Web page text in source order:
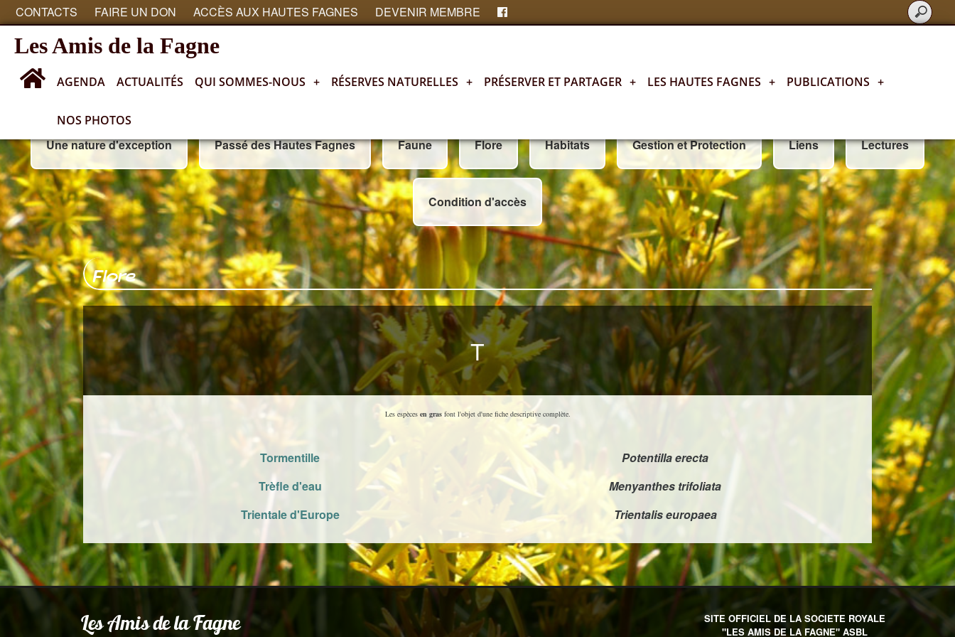
CONTACTS FAIRE UN DON ACCÈS AUX HAUTES FAGNES DEVENIR MEMBRE
Les Amis de la Fagne
AGENDA ACTUALITÉS QUI SOMMES-NOUS + RÉSERVES NATURELLES + PRÉSERVER ET PARTAGER + LES HAUTES FAGNES + PUBLICATIONS +
NOS PHOTOS
Une nature d'exception Passé des Hautes Fagnes Faune Flore Habitats Gestion et Protection Liens Lectures
Condition d'accès
Flore
T
Les espèces en grasfont l'objet d'une fiche descriptive complète.
Tormentille
Trèfle d'eau
Trientale d'Europe
Potentilla erecta
Menyanthes trifoliata
Trientalis europaea
Les Amis de la Fagne
SITE OFFICIEL DE LA SOCIETE ROYALE
"LES AMIS DE LA FAGNE" ASBL